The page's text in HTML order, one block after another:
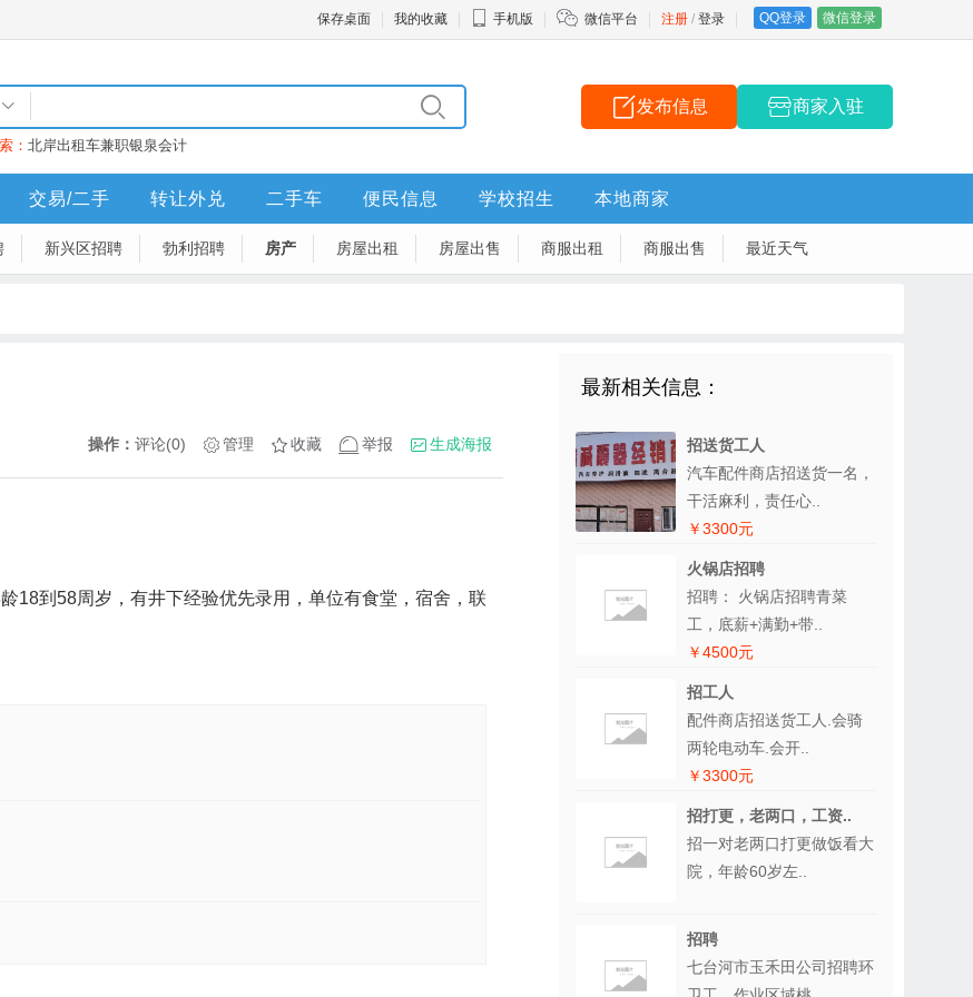
注册 / 登录 QQ登录 微信登录
保存桌面 我的收藏 手机版 微信平台
： 北岸出租车兼职银泉会计
发布信息 商家入驻
交易/二手 转让外兑 二手车 便民信息 学校招生 本地商家
新兴区招聘 勃利招聘 房产 房屋出租 房屋出售 商服出租 商服出售 最近天气
操作： 评论(0) 管理 收藏 举报 生成海报
18到58周岁，有井下经验优先录用，单位有食堂，宿舍，联
最新相关信息：
招送货工人
汽车配件商店招送货一名，
干活麻利，责任心..
￥3300元
火锅店招聘
招聘： 火锅店招聘青菜
工，底薪+满勤+带..
￥4500元
招工人
配件商店招送货工人.会骑
两轮电动车.会开..
￥3300元
招打更，老两口，工资..
招一对老两口打更做饭看大
院，年龄60岁左..
招聘
七台河市玉禾田公司招聘环